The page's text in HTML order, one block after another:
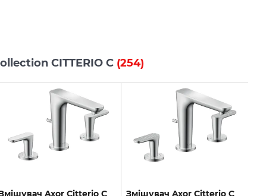
CITTERIO C (254)
Axor Citterio C
Змішувач Axor Citterio C